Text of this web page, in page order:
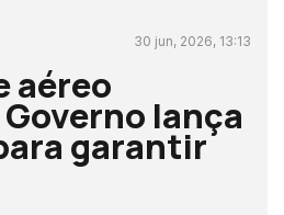
30 jun, 2026, 13:13
aéreo
lança
garantir